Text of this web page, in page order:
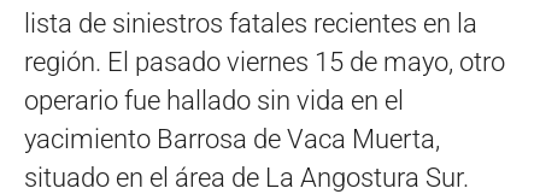
lista de siniestros fatales recientes en la
región. El pasado viernes 15 de mayo, otro
operario fue hallado sin vida en el
yacimiento Barrosa de Vaca Muerta,
situado en el área de La Angostura Sur.